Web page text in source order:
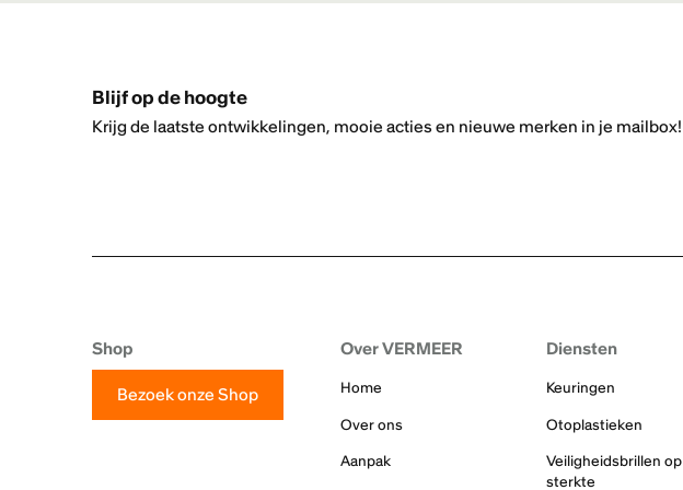
Blijf op de hoogte
Krijg de laatste ontwikkelingen, mooie acties en nieuwe merken in je mailbox!
Shop
Bezoek onze Shop
Over VERMEER
Home
Over ons
Aanpak
Diensten
Keuringen
Otoplastieken
Veiligheidsbrillen op
sterkte